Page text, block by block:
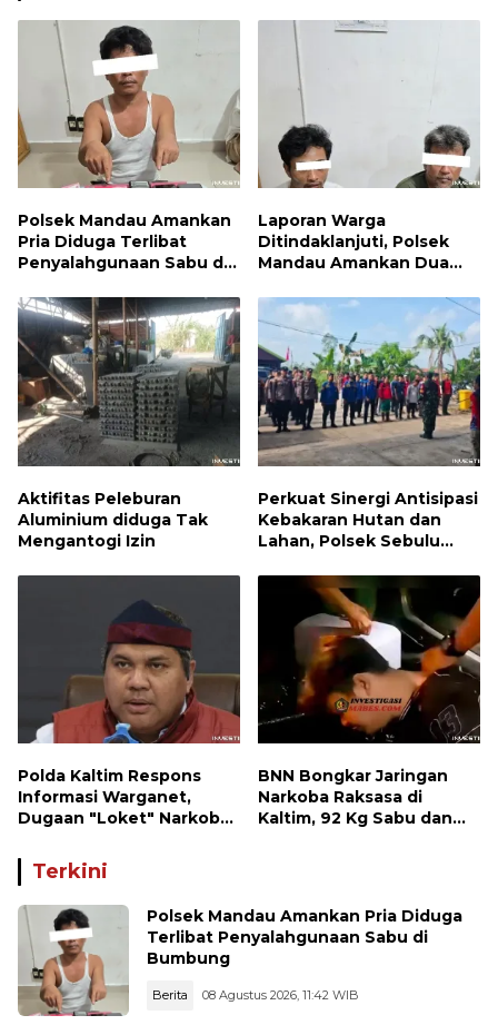
Polsek Mandau Amankan
Pria Diduga Terlibat
Penyalahgunaan Sabu di
Laporan Warga
Ditindaklanjuti, Polsek
Mandau Amankan Dua
Paket Sabu
Aktifitas Peleburan
Aluminium diduga Tak
Mengantogi Izin
Perkuat Sinergi Antisipasi
Kebakaran Hutan dan
Lahan, Polsek Sebulu
Kesiapsiagaan Karhutla
Polda Kaltim Respons
Informasi Warganet,
Dugaan "Loket" Narkoba
Perhatian
BNN Bongkar Jaringan
Narkoba Raksasa di
Kaltim, 92 Kg Sabu dan
Terkini
Polsek Mandau Amankan Pria Diduga
Terlibat Penyalahgunaan Sabu di
Bumbung
Berita 08 Agustus 2026, 11:42 WIB